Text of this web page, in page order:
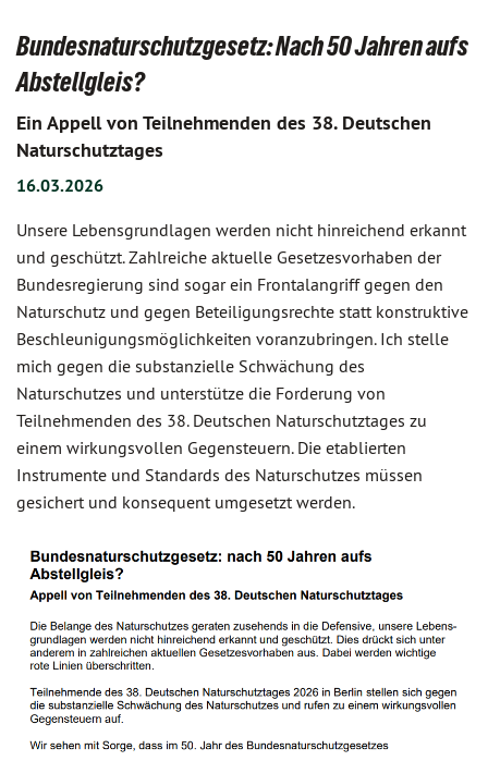
Bundesnaturschutzgesetz: Nach 50 Jahren aufs
Abstellgleis?
Ein Appell von Teilnehmenden des 38. Deutschen
Naturschutztages
16.03.2026
Unsere Lebensgrundlagen werden nicht hinreichend erkannt
und geschützt. Zahlreiche aktuelle Gesetzesvorhaben der
Bundesregierung sind sogar ein Frontalangriff gegen den
Naturschutz und gegen Beteiligungsrechte statt konstruktive
Beschleunigungsmöglichkeiten voranzubringen. Ich stelle
mich gegen die substanzielle Schwächung des
Naturschutzes und unterstütze die Forderung von
Teilnehmenden des 38. Deutschen Naturschutztages zu
einem wirkungsvollen Gegensteuern. Die etablierten
Instrumente und Standards des Naturschutzes müssen
gesichert und konsequent umgesetzt werden.